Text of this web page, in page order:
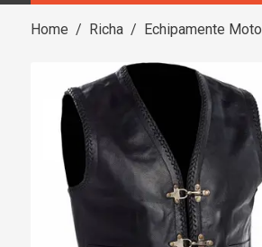
Home / Richa / Echipamente Moto